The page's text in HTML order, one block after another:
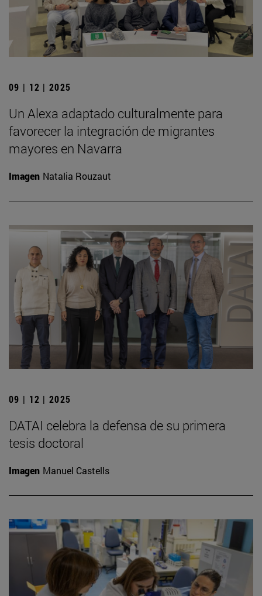
09 | 12 | 2025
Un Alexa adaptado culturalmente para
favorecer la integración de migrantes
mayores en Navarra
Imagen Natalia Rouzaut
09 | 12 | 2025
DATAI celebra la defensa de su primera
tesis doctoral
Imagen Manuel Castells